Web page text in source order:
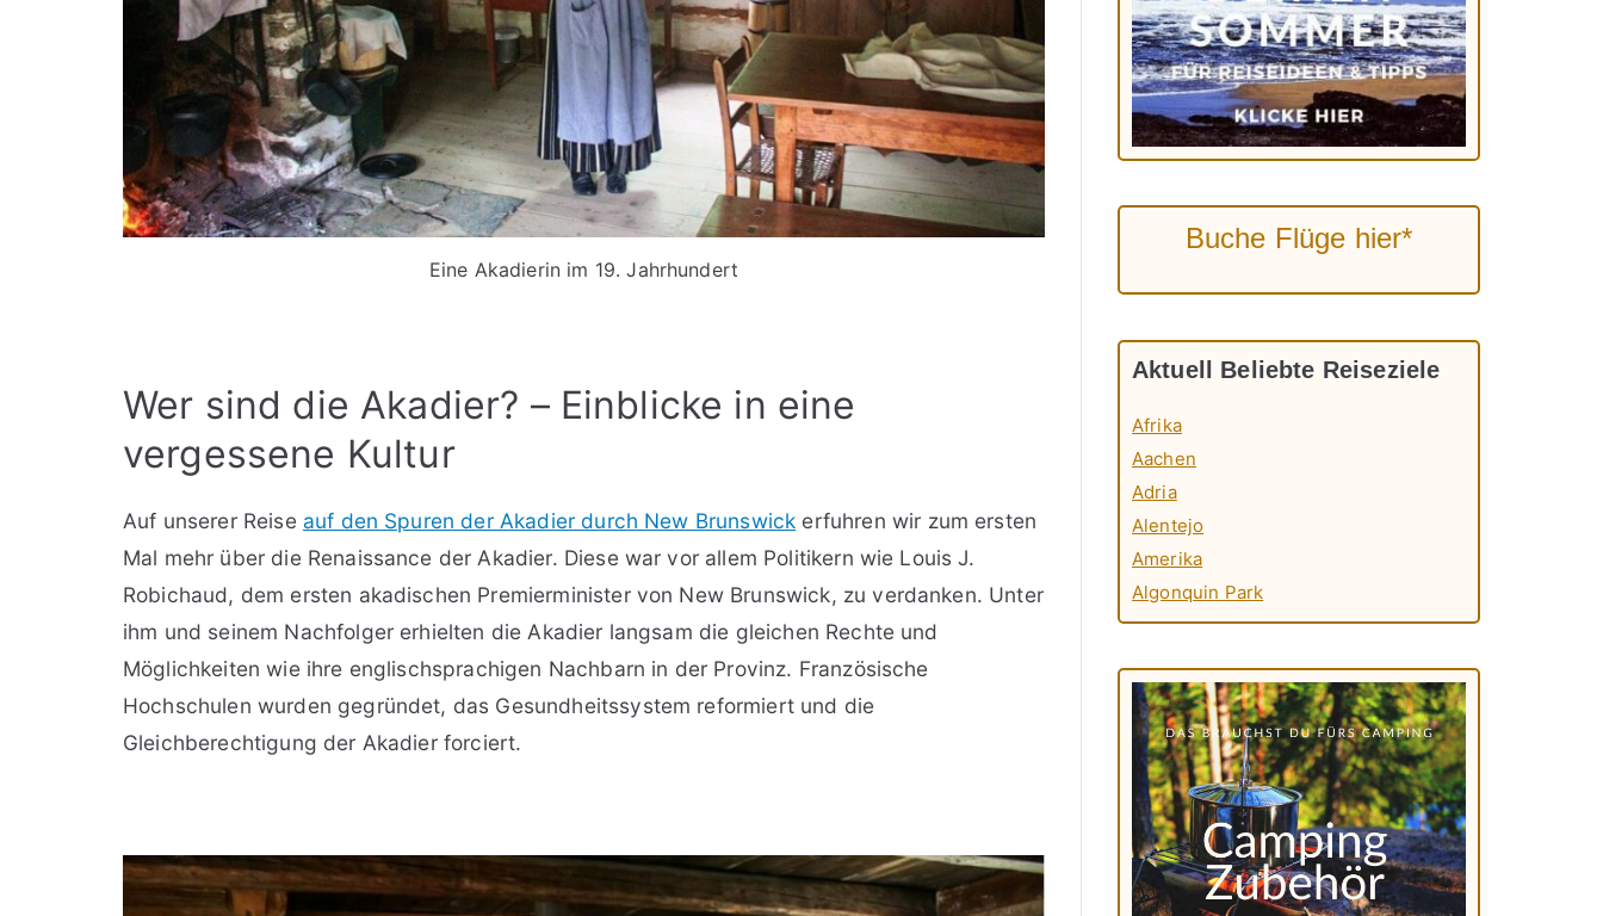
Eine Akadierin im 19. Jahrhundert
Wer sind die Akadier? – Einblicke in eine
vergessene Kultur
Auf unserer Reise auf den Spuren der Akadier durch New Brunswick erfuhren wir zum ersten
Mal mehr über die Renaissance der Akadier. Diese war vor allem Politikern wie Louis J.
Robichaud, dem ersten akadischen Premierminister von New Brunswick, zu verdanken. Unter
ihm und seinem Nachfolger erhielten die Akadier langsam die gleichen Rechte und
Möglichkeiten wie ihre englischsprachigen Nachbarn in der Provinz. Französische
Hochschulen wurden gegründet, das Gesundheitssystem reformiert und die
Gleichberechtigung der Akadier forciert.
Buche Flüge hier*
Aktuell Beliebte Reiseziele
Afrika
Aachen
Adria
Alentejo
Amerika
Algonquin Park